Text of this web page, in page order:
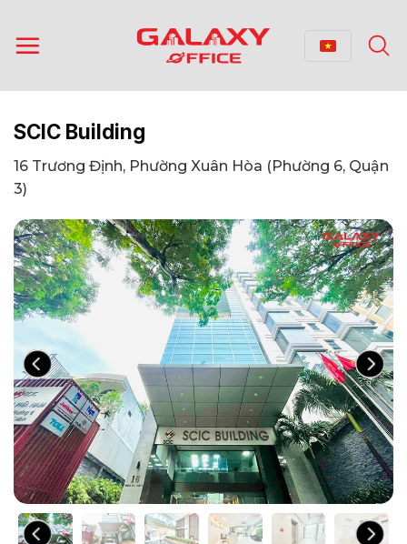
qua
nội
SCIC Building
16 Trương Định, Phường Xuân Hòa (Phường 6, Quận
3)